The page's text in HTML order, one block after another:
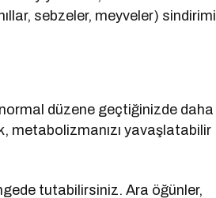
sebzeler, meyveler) sindirimi
düzene geçtiğinizde daha
metabolizmanızı yavaşlatabilir
tutabilirsiniz. Ara öğünler,